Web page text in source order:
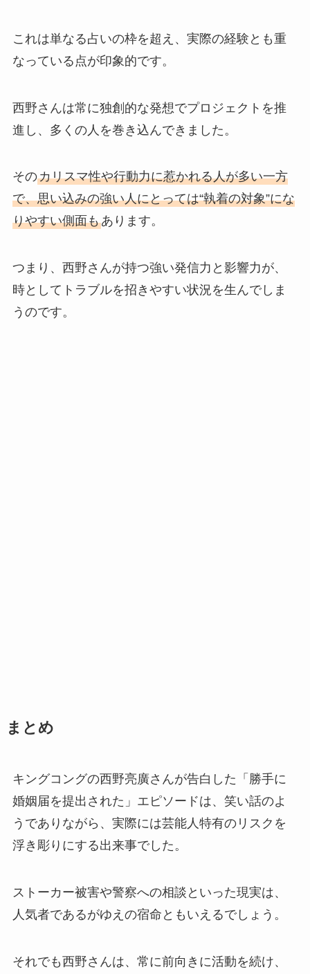
これは単なる占いの枠を超え、実際の経験とも重
なっている点が印象的です。
西野さんは常に独創的な発想でプロジェクトを推
進し、多くの人を巻き込んできました。
そのカリスマ性や行動力に惹かれる人が多い一方
で、思い込みの強い人にとっては“執着の対象”にな
りやすい側面もあります。
つまり、西野さんが持つ強い発信力と影響力が、
時としてトラブルを招きやすい状況を生んでしま
うのです。
まとめ
キングコングの西野亮廣さんが告白した「勝手に
婚姻届を提出された」エピソードは、笑い話のよ
うでありながら、実際には芸能人特有のリスクを
浮き彫りにする出来事でした。
ストーカー被害や警察への相談といった現実は、
人気者であるがゆえの宿命ともいえるでしょう。
それでも西野さんは、常に前向きに活動を続け、